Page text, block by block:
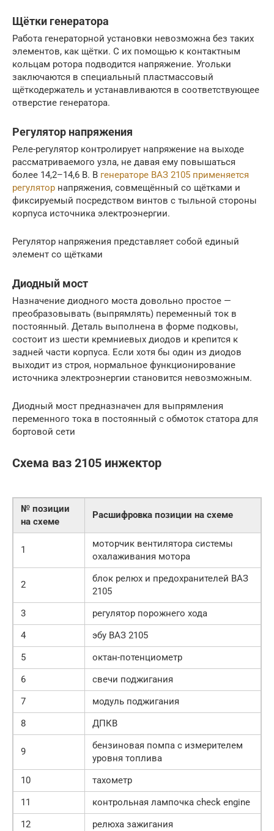
Щётки генератора
Работа генераторной установки невозможна без таких
элементов, как щётки. С их помощью к контактным
кольцам ротора подводится напряжение. Угольки
заключаются в специальный пластмассовый
щёткодержатель и устанавливаются в соответствующее
отверстие генератора.
Регулятор напряжения
Реле-регулятор контролирует напряжение на выходе
рассматриваемого узла, не давая ему повышаться
более 14,2–14,6 В. В генераторе ВАЗ 2105 применяется
регулятор напряжения, совмещённый со щётками и
фиксируемый посредством винтов с тыльной стороны
корпуса источника электроэнергии.
Регулятор напряжения представляет собой единый
элемент со щётками
Диодный мост
Назначение диодного моста довольно простое —
преобразовывать (выпрямлять) переменный ток в
постоянный. Деталь выполнена в форме подковы,
состоит из шести кремниевых диодов и крепится к
задней части корпуса. Если хотя бы один из диодов
выходит из строя, нормальное функционирование
источника электроэнергии становится невозможным.
Диодный мост предназначен для выпрямления
переменного тока в постоянный с обмоток статора для
бортовой сети
Схема ваз 2105 инжектор
№ позиции
на схеме
Расшифровка позиции на схеме
1
моторчик вентилятора системы
охалаживания мотора
2
блок релюх и предохранителей ВАЗ
2105
3
регулятор порожнего хода
4
эбу ВАЗ 2105
5
октан-потенциометр
6
свечи поджигания
7
модуль поджигания
8
ДПКВ
9
бензиновая помпа с измерителем
уровня топлива
10
тахометр
11
контрольная лампочка check engine
12
релюха зажигания